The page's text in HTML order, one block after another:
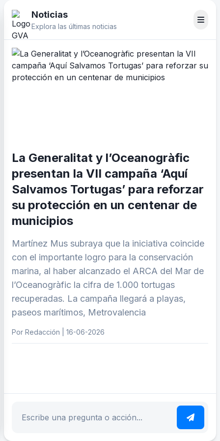
Noticias
Explora las últimas noticias
La Generalitat y l’Oceanogràfic
presentan la VII campaña ‘Aquí
Salvamos Tortugas’ para reforzar
su protección en un centenar de
municipios
Martínez Mus subraya que la iniciativa coincide
con el importante logro para la conservación
marina, al haber alcanzado el ARCA del Mar de
l’Oceanogràfic la cifra de 1.000 tortugas
recuperadas. La campaña llegará a playas,
paseos marítimos, Metrovalencia
Por Redacción | 16-06-2026
Escribe tu pregunta